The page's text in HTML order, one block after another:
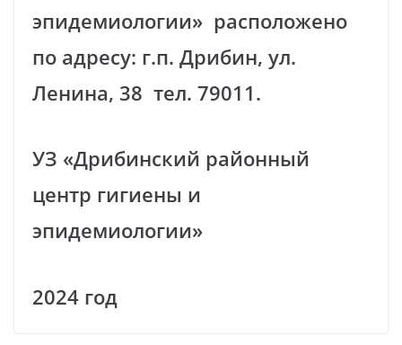
эпидемиологии» расположено
по адресу: г.п. Дрибин, ул.
Ленина, 38 тел. 79011.
УЗ «Дрибинский районный
центр гигиены и
эпидемиологии»
2024 год